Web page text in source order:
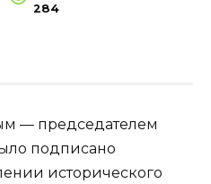
284
— председателем
подписано
исторического